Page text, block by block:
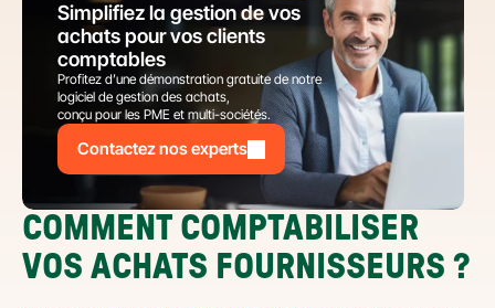
Simplifiez la gestion de vos
achats pour vos clients
comptables
Profitez d’une démonstration gratuite de notre
logiciel de gestion des achats,
conçu pour les PME et multi-sociétés.
Contactez nos experts
COMMENT COMPTABILISER
VOS ACHATS FOURNISSEURS ?